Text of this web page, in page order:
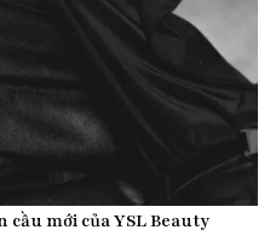
mới của YSL Beauty